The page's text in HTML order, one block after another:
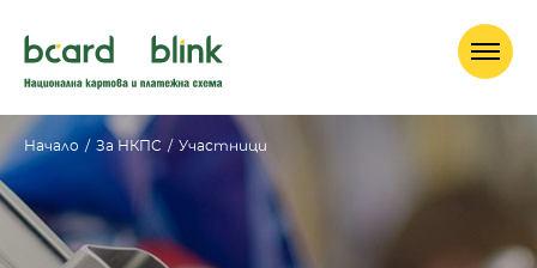
Начало / За НКПС / Участници